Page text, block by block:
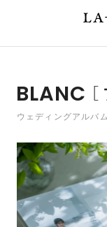
BLANC
ウェディングアルバム